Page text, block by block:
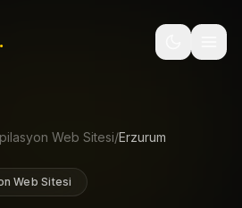
Web Sitesi/Erzurum
Web Sitesi